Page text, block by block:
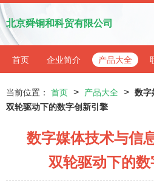
北京舜铜和科贸有限公司
首页 企业简介 产品大全
当前位置： 首页 > 产品大全 > 数字
双轮驱动下的数字创新引擎
数字媒体技术与信
双轮驱动下的